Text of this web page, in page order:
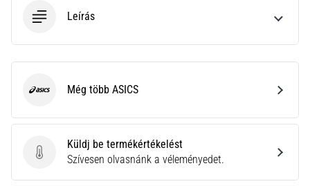
Leírás
Küldj be termékértékelést
Küldj be termékértékelést
Szívesen olvasnánk a véleményedet.
ASICS Még több ASICS